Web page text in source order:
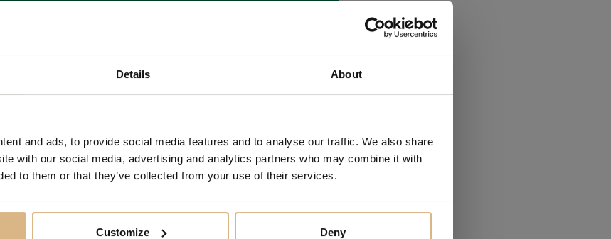
Details About
and ads, to provide social media features and to analyse our traffic. We also share
with our social media, advertising and analytics partners who may combine it with
to them or that they’ve collected from your use of their services.
Customize Deny
našich zákazníkov
NAVŠTÍVTE NÁŠ SHOWROOM